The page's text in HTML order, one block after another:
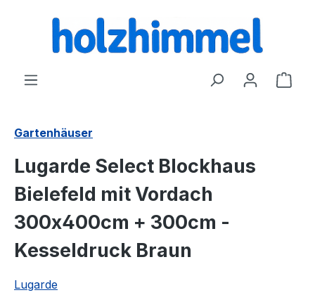
springen
Gartenhäuser
Lugarde Select Blockhaus
Bielefeld mit Vordach
300x400cm + 300cm -
Kesseldruck Braun
Lugarde